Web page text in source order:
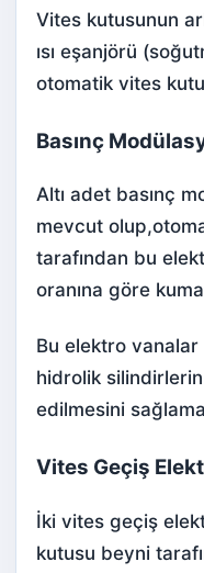
Vites kutusunun
ısı eşanjörü
otomatik vites
Basınç
Altı adet basınç
mevcut
tarafından bu
oranına göre
Bu elektro vanalar
hidrolik silindirlerin
edilmesini
Vites Geçiş
İki vites geçiş
kutusu beyni